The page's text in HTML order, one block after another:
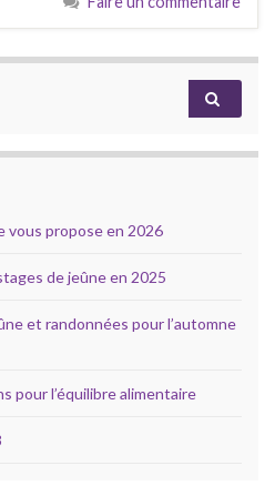
vous propose en 2026
de jeûne en 2025
et randonnées pour l’automne
pour l’équilibre alimentaire